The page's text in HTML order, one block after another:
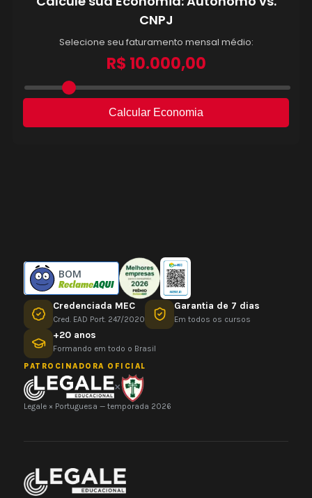
BOM
Credenciada MEC
Cred. EAD Port. 247/2020
Garantia de 7 dias
Em todos os cursos
+20 anos
Formando em todo o Brasil
PATROCINADORA OFICIAL
×
Legale × Portuguesa — temporada 2026